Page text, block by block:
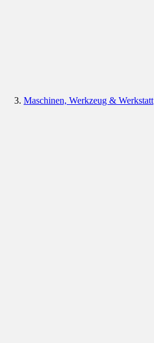
Maschinen, Werkzeug & Werkstatt